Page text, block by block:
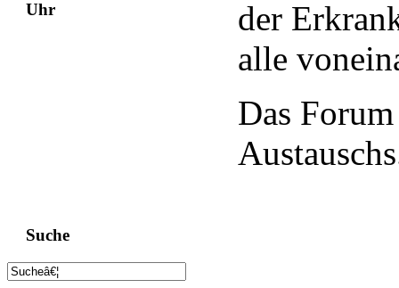
Uhr
Suche
der
alle
Das